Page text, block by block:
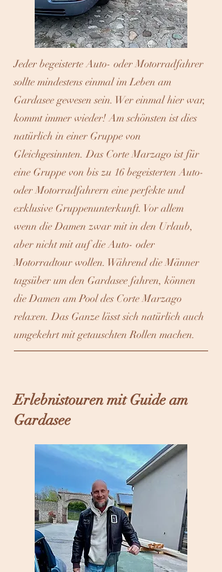
Jeder begeisterte Auto- oder Motorradfahrer
sollte mindestens einmal im Leben am
Gardasee gewesen sein. Wer einmal hier war,
kommt immer wieder! Am schönsten ist dies
natürlich in einer Gruppe von
Gleichgesinnten. Das Corte Marzago ist für
eine Gruppe von bis zu 16 begeisterten Auto-
oder Motorradfahrern eine perfekte und
exklusive Gruppenunterkunft. Vor allem
wenn die Damen zwar mit in den Urlaub,
aber nicht mit auf die Auto- oder
Motorradtour wollen. Während die Männer
tagsüber um den Gardasee fahren, können
die Damen am Pool des Corte Marzago
relaxen. Das Ganze lässt sich natürlich auch
umgekehrt mit getauschten Rollen machen.
Erlebnistouren mit Guide am
Gardasee